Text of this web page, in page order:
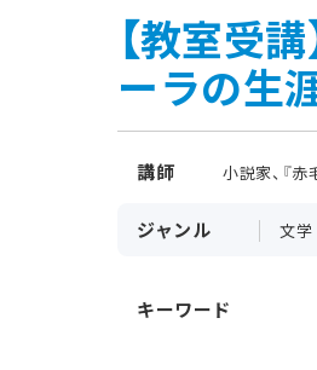
【教室受
ーラの生
講師 小説家、『
ジャンル 文学
キーワード